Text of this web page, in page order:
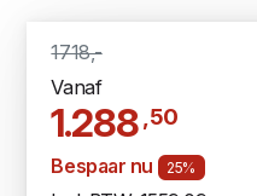
1718,-
Vanaf
1.288,50
Bespaar nu 25%